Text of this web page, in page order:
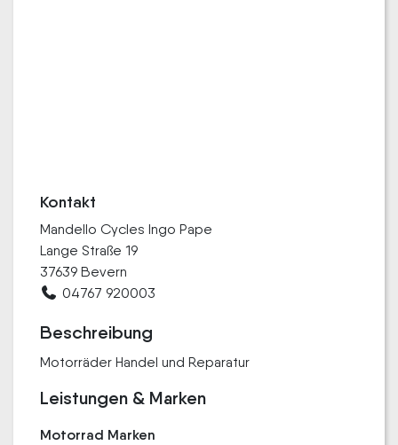
Kontakt
Mandello Cycles Ingo Pape
Lange Straße 19
37639 Bevern
04767 920003
Beschreibung
Motorräder Handel und Reparatur
Leistungen & Marken
Motorrad Marken